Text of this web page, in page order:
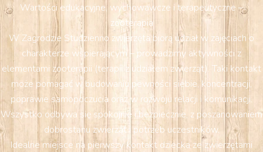
Wartości edukacyjne, wychowawcze i terapeutyczne –
zooterapia
W Zagrodzie Studzienno zwierzęta biorą udział w zajęciach o
charakterze wspierającym – prowadzimy aktywności z
elementami zooterapii (terapii z udziałem zwierząt). Taki kontakt
może pomagać w budowaniu pewności siebie, koncentracji,
poprawie samopoczucia oraz w rozwoju relacji i komunikacji.
Wszystko odbywa się spokojnie i bezpiecznie, z poszanowaniem
dobrostanu zwierząt i potrzeb uczestników.
Idealne miejsce na pierwszy kontakt dziecka ze zwierzętami